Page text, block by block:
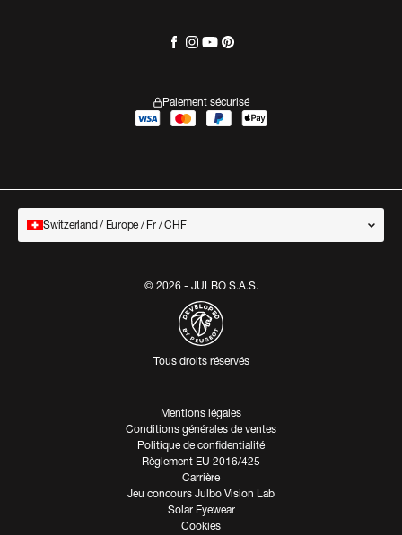
FILTRER ET TRIER
Paiement sécurisé
© 2026 - JULBO S.A.S.
Tous droits réservés
Mentions légales
Conditions générales de ventes
Politique de confidentialité
Règlement EU 2016/425
Carrière
Jeu concours Julbo Vision Lab
Solar Eyewear
Cookies
Switzerland / Europe / Fr / CHF